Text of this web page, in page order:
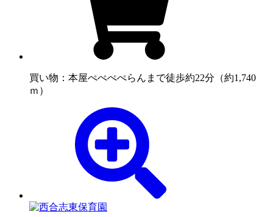
買い物：本屋ぺぺぺぺらんまで徒歩約22分（約1,740
ｍ）